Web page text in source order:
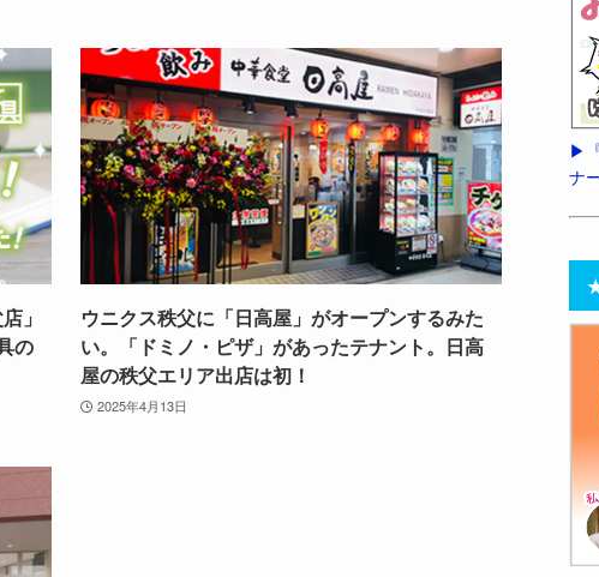
」
の
ウニクス秩父に「日高屋」がオープンするみた
い。「ドミノ・ピザ」があったテナント。日高
屋の秩父エリア出店は初！
2025年4月13日
▶︎
ナ